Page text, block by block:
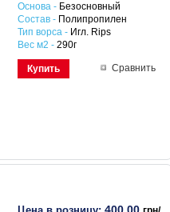
Основа - Безосновный
Состав - Полипропилен
Тип ворса - Игл. Rips
Вес м2 - 290г
Купить Сравнить